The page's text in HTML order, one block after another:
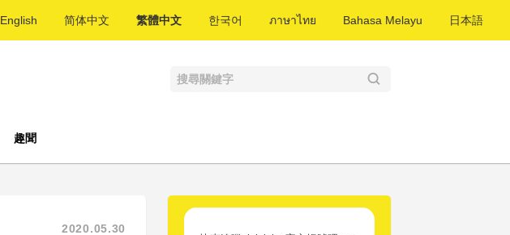
English 简体中文 繁體中文 한국어 ภาษาไทย Bahasa Melayu 日本語
趣聞
2020.05.30